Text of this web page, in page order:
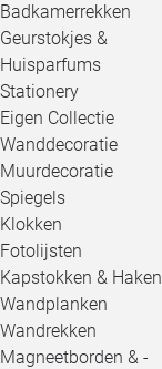
Badkamerrekken
Geurstokjes &
Huisparfums
Stationery
Eigen Collectie
Wanddecoratie
Muurdecoratie
Spiegels
Klokken
Fotolijsten
Kapstokken & Haken
Wandplanken
Wandrekken
Magneetborden & -